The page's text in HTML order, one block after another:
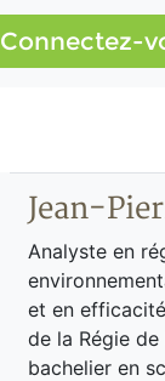
Connectez-
Jean-
Analyste en
et en
de la Régie de
bachelier en